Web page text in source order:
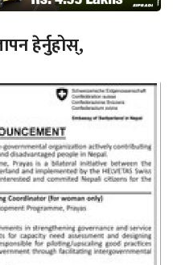
हेर्नुहोस्,